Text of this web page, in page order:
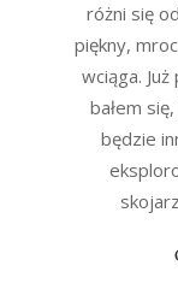
różni się
piękny,
wciąga.
bałem
będzie